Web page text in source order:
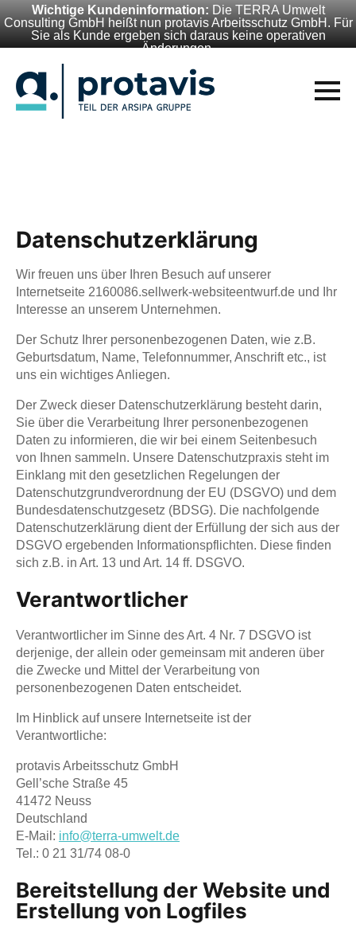
Wichtige Kundeninformation: Die TERRA Umwelt
Consulting GmbH heißt nun protavis Arbeitsschutz GmbH. Für
Sie als Kunde ergeben sich daraus keine operativen
Änderungen.
Datenschutzerklärung
Wir freuen uns über Ihren Besuch auf unserer
Internetseite 2160086.sellwerk-websiteentwurf.de und Ihr
Interesse an unserem Unternehmen.
Der Schutz Ihrer personenbezogenen Daten, wie z.B.
Geburtsdatum, Name, Telefonnummer, Anschrift etc., ist
uns ein wichtiges Anliegen.
Der Zweck dieser Datenschutzerklärung besteht darin,
Sie über die Verarbeitung Ihrer personenbezogenen
Daten zu informieren, die wir bei einem Seitenbesuch
von Ihnen sammeln. Unsere Datenschutzpraxis steht im
Einklang mit den gesetzlichen Regelungen der
Datenschutzgrundverordnung der EU (DSGVO) und dem
Bundesdatenschutzgesetz (BDSG). Die nachfolgende
Datenschutzerklärung dient der Erfüllung der sich aus der
DSGVO ergebenden Informationspflichten. Diese finden
sich z.B. in Art. 13 und Art. 14 ff. DSGVO.
Verantwortlicher
Verantwortlicher im Sinne des Art. 4 Nr. 7 DSGVO ist
derjenige, der allein oder gemeinsam mit anderen über
die Zwecke und Mittel der Verarbeitung von
personenbezogenen Daten entscheidet.
Im Hinblick auf unsere Internetseite ist der
Verantwortliche:
protavis Arbeitsschutz GmbH
Gell’sche Straße 45
41472 Neuss
Deutschland
E-Mail: info@terra-umwelt.de
Tel.: 0 21 31/74 08-0
Bereitstellung der Website und
Erstellung von Logfiles